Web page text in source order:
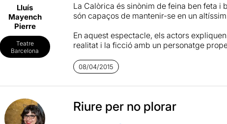
Lluís
Mayench
Pierre
Teatre
Barcelona
La Calòrica és sinònim de feina ben feta i
són capaços de mantenir-se en un
En aquest espectacle, els actors
realitat i la ficció amb un personatge
i la crítica social.
No sóc una persona que riu fàcilment
de tot el públic i per l'encert de totes les
esdevé universal.
08/04/2015
Riure per no plorar